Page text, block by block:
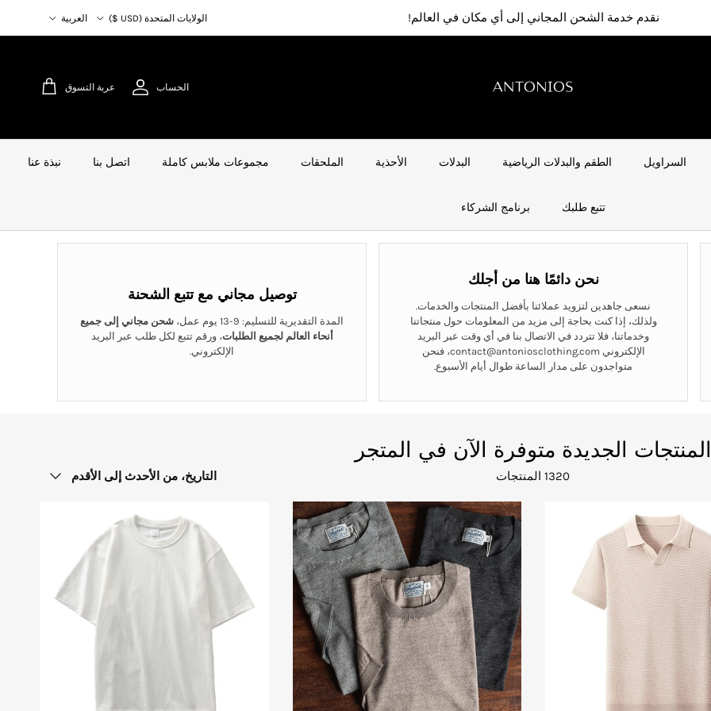
نقدم خدمة الشحن المجاني إلى أي مكان في العالم! الولايات المتحدة (USD $) العربية
الحساب عربة التسوق
السراويل الطقم والبدلات الرياضية البدلات الأحذية الملحقات مجموعات ملابس كاملة اتصل بنا نبذة عنا
تتبع طلبك برنامج الشركاء
نحن دائمًا هنا من أجلك
نسعى جاهدين لتزويد عملائنا بأفضل المنتجات والخدمات.
ولذلك، إذا كنت بحاجة إلى مزيد من المعلومات حول منتجاتنا
وخدماتنا، فلا تتردد في الاتصال بنا في أي وقت عبر البريد
الإلكتروني contact@antoniosclothing.com، فنحن
متواجدون على مدار الساعة طوال أيام الأسبوع.
توصيل مجاني مع تتبع الشحنة
المدة التقديرية للتسليم: 9-13 يوم عمل،
شحن مجاني إلى جميع
أنحاء العالم لجميع الطلبات، ورقم تتبع لكل طلب عبر البريد
الإلكتروني.
المنتجات الجديدة متوفرة الآن في المتجر
1320 المنتجات
الترتيب حسب
التاريخ، من الأحدث إلى الأقدم